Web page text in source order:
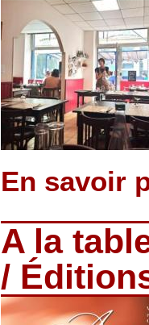
En savoir
A la
/